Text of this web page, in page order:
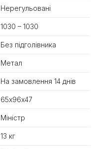
Нерегульовані
1030 – 1030
Без підголівника
Метал
На замовлення 14 днів
65х96х47
Міністр
13 кг